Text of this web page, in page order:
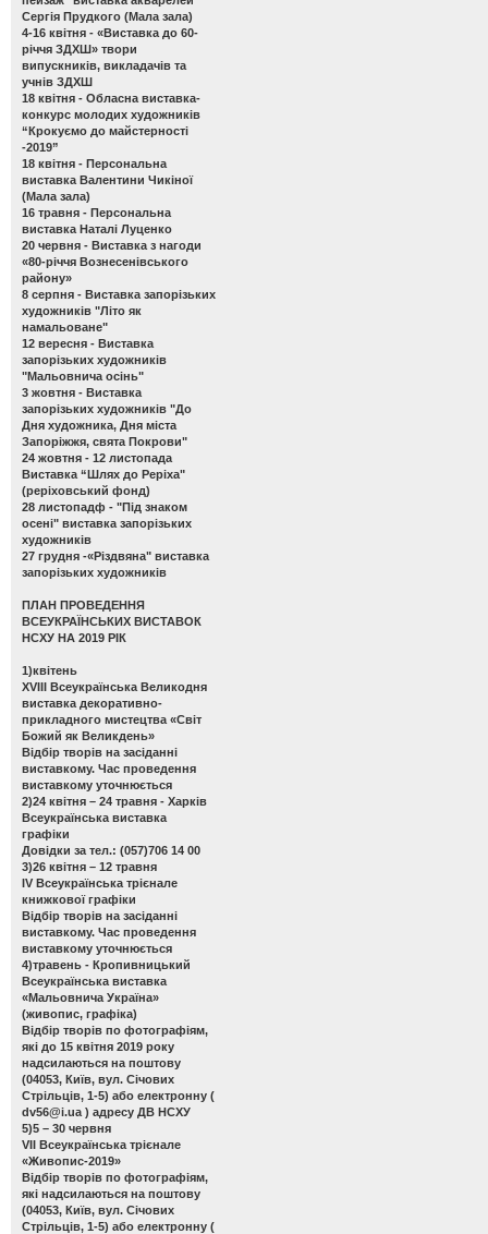
Сергія Прудкого (Мала зала)
4-16 квітня - «Виставка до 60-
річчя ЗДХШ» твори
випускників, викладачів та
учнів ЗДХШ
18 квітня - Обласна виставка-
конкурс молодих художників
“Крокуємо до майстерності
-2019”
18 квітня - Персональна
виставка Валентини Чикіної
(Мала зала)
16 травня - Персональна
виставка Наталі Луценко
20 червня - Виставка з нагоди
«80-річчя Вознесенівського
району»
8 серпня - Виставка запорізьких
художників "Літо як
намальоване"
12 вересня - Виставка
запорізьких художників
"Мальовнича осінь"
3 жовтня - Виставка
запорізьких художників "До
Дня художника, Дня міста
Запоріжжя, свята Покрови"
24 жовтня - 12 листопада
Виставка “Шлях до Реріха"
(реріховський фонд)
28 листопадф - "Під знаком
осені" виставка запорізьких
художників
27 грудня -«Різдвяна" виставка
запорізьких художників
ПЛАН ПРОВЕДЕННЯ
ВСЕУКРАЇНСЬКИХ ВИСТАВОК
НСХУ НА 2019 РІК
1)квітень
ХVІІІ Всеукраїнська Великодня
виставка декоративно-
прикладного мистецтва «Світ
Божий як Великдень»
Відбір творів на засіданні
виставкому. Час проведення
виставкому уточнюється
2)24 квітня – 24 травня - Харків
Всеукраїнська виставка
графіки
Довідки за тел.: (057)706 14 00
3)26 квітня – 12 травня
ІV Всеукраїнська трієнале
книжкової графіки
Відбір творів на засіданні
виставкому. Час проведення
виставкому уточнюється
4)травень - Кропивницький
Всеукраїнська виставка
«Мальовнича Україна»
(живопис, графіка)
Відбір творів по фотографіям,
які до 15 квітня 2019 року
надсилаються на поштову
(04053, Київ, вул. Січових
Стрільців, 1-5) або електронну (
dv56@i.ua ) адресу ДВ НСХУ
5)5 – 30 червня
VІІ Всеукраїнська трієнале
«Живопис-2019»
Відбір творів по фотографіям,
які надсилаються на поштову
(04053, Київ, вул. Січових
Стрільців, 1-5) або електронну (